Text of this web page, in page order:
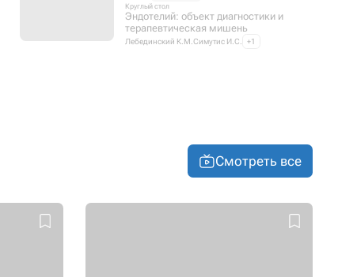
Круглый стол
Эндотелий: объект диагностики и
терапевтическая мишень
Лебединский К.М.Симутис И.С. +1
Смотреть все